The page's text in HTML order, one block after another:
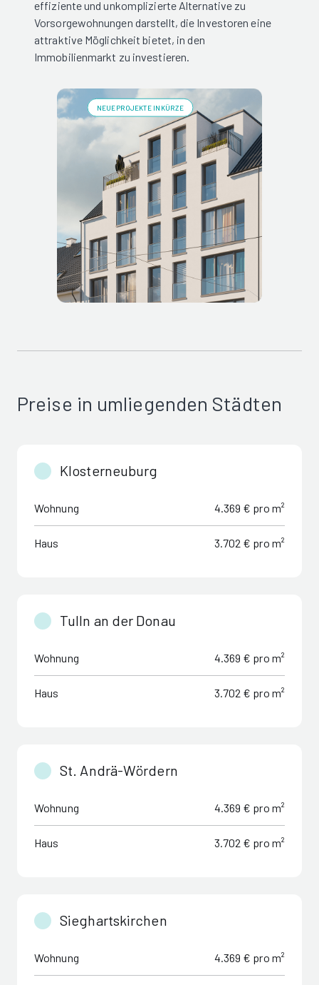
effiziente und unkomplizierte Alternative zu
Vorsorgewohnungen darstellt, die Investoren eine
attraktive Möglichkeit bietet, in den
Immobilienmarkt zu investieren.
NEUE PROJEKTE IN KÜRZE
Preise in umliegenden Städten
Klosterneuburg
Wohnung 4.369 € pro m²
Haus 3.702 € pro m²
Tulln an der Donau
Wohnung 4.369 € pro m²
Haus 3.702 € pro m²
St. Andrä-Wördern
Wohnung 4.369 € pro m²
Haus 3.702 € pro m²
Sieghartskirchen
Wohnung 4.369 € pro m²